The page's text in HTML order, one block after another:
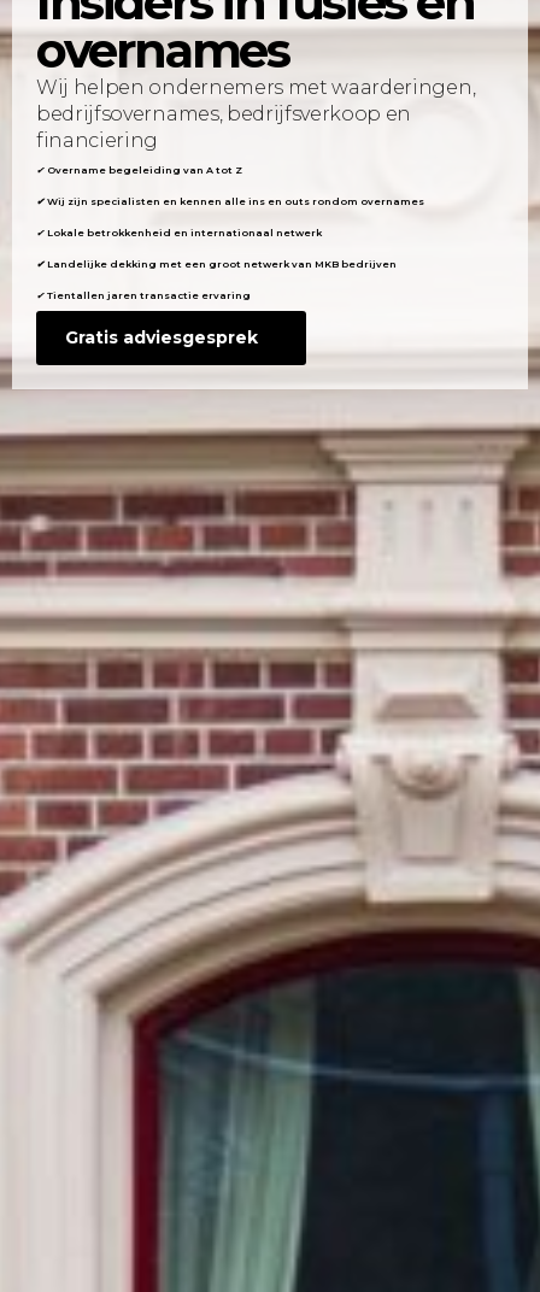
overnames
Wij helpen ondernemers met waarderingen,
bedrijfsovernames, bedrijfsverkoop en
financiering
✔ Overname begeleiding van A tot Z
✔ Wij zijn specialisten en kennen alle ins en outs rondom overnames
✔ Lokale betrokkenheid en internationaal netwerk
✔ Landelijke dekking met een groot netwerk van MKB bedrijven
✔ Tientallen jaren transactie ervaring
Gratis adviesgesprek